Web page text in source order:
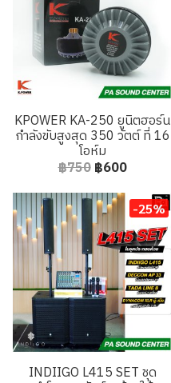
KPOWER KA-250 ยูนิตฮอร์น
กำลังขับสูงสุด 350 วัตต์ ที่ 16
โอห์ม
฿750 ฿600
-25%
INDIIGO L415 SET ชุด